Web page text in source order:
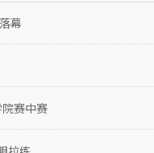
幕
赛中赛